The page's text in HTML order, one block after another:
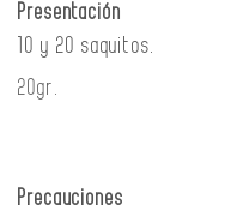
Presentación
10 y 20 saquitos.
20gr.
Precauciones